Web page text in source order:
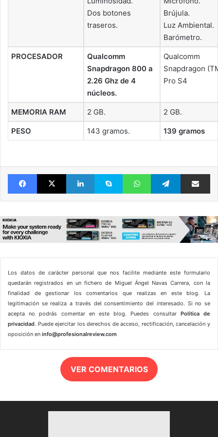
Dos botones
traseros.
Brújula.
Luz Ambiental.
Barómetro.
PROCESADOR
Qualcomm
Snapdragon 800 a
2.26 Ghz de 4
núcleos.
Qualcomm
Snapdragon
Pro S4
MEMORIA RAM 2 GB. 2 GB.
PESO 143 gramos. 139 gramos
FacebookX LinkedIn Skype WhatsAppTelegram
Los datos de carácter personal que nos facilite mediante este formulario
quedarán registrados en un fichero de Miguel Ángel Navas Carrera, con la
finalidad de gestionar los comentarios que realizas en este blog. La
legitimación se realiza a través del consentimiento del interesado. Si no se
acepta no podrás comentar en este blog. Puedes consultar Política de
privacidad. Puede ejercitar los derechos de acceso, rectificación, cancelación y
oposición en info@profesionalreview.com
VER COMENTARIOS